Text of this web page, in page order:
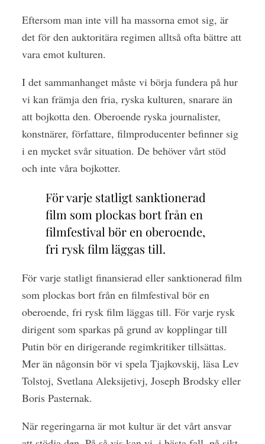
Eftersom man inte vill ha massorna emot sig, är
det för den auktoritära regimen alltså ofta bättre att
vara emot kulturen.
I det sammanhanget måste vi börja fundera på hur
vi kan främja den fria, ryska kulturen, snarare än
att bojkotta den. Oberoende ryska journalister,
konstnärer, författare, filmproducenter befinner sig
i en mycket svår situation. De behöver vårt stöd
och inte våra bojkotter.
För varje statligt sanktionerad
film som plockas bort från en
filmfestival bör en oberoende,
fri rysk film läggas till.
För varje statligt finansierad eller sanktionerad film
som plockas bort från en filmfestival bör en
oberoende, fri rysk film läggas till. För varje rysk
dirigent som sparkas på grund av kopplingar till
Putin bör en dirigerande regimkritiker tillsättas.
Mer än någonsin bör vi spela Tjajkovskij, läsa Lev
Tolstoj, Svetlana Aleksijetivj, Joseph Brodsky eller
Boris Pasternak.
När regeringarna är mot kultur är det vårt ansvar